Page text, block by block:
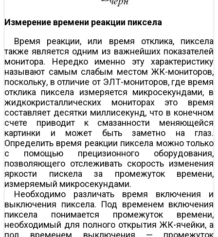
Измерение времени реакции пиксела
Время реакции, или время отклика, пиксела
также является одним из важнейших показателей
монитора. Нередко именно эту характеристику
называют самым слабым местом ЖК-мониторов,
поскольку, в отличие от ЭЛТ-мониторов, где время
отклика пиксела измеряется микросекундами, в
жидкокристаллических мониторах это время
составляет десятки миллисекунд, что в конечном
счете приводит к смазанности меняющейся
картинки и может быть заметно на глаз.
Определить время реакции пиксела можно только
с помощью прецизионного оборудования,
позволяющего отслеживать скорость изменения
яркости пискела за промежуток времени,
измеряемый микросекундами.
Необходимо различать время включения и
выключения пиксела. Под временем включения
пиксела понимается промежуток времени,
необходимый для полного открытия ЖК-ячейки, а
под временем выключения — промежуток